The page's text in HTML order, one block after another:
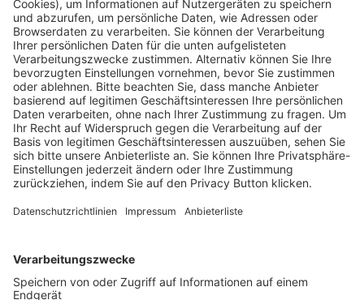
Pässe und Vereinswechsel
Trainerausbildung
Schulungsangebot Vereinsmitarbeiter
BFV-Geschäftsstellen
Trainerbörse
Login SpielPlus
FOLGE DEM BFV
TOP-VEREINE